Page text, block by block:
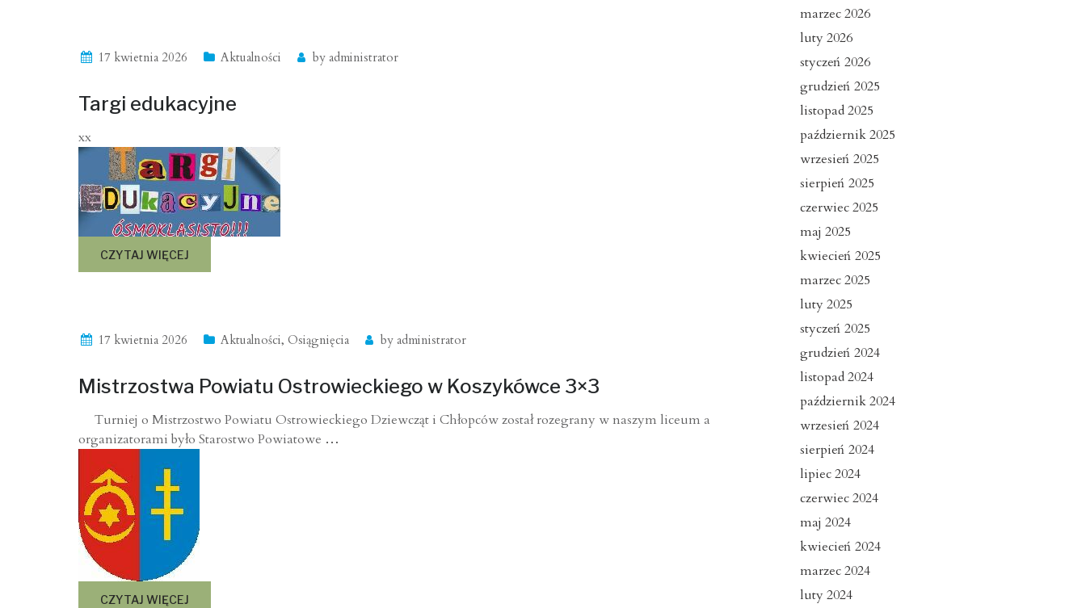
17 kwietnia 2026 Aktualności by administrator
Targi edukacyjne
xx
CZYTAJ WIĘCEJ
17 kwietnia 2026 Aktualności, Osiągnięcia by administrator
Mistrzostwa Powiatu Ostrowieckiego w Koszykówce 3×3
Turniej o Mistrzostwo Powiatu Ostrowieckiego Dziewcząt i Chłopców został rozegrany w naszym liceum a
organizatorami było Starostwo Powiatowe …
CZYTAJ WIĘCEJ
marzec 2026
luty 2026
styczeń 2026
grudzień 2025
listopad 2025
październik 2025
wrzesień 2025
sierpień 2025
czerwiec 2025
maj 2025
kwiecień 2025
marzec 2025
luty 2025
styczeń 2025
grudzień 2024
listopad 2024
październik 2024
wrzesień 2024
sierpień 2024
lipiec 2024
czerwiec 2024
maj 2024
kwiecień 2024
marzec 2024
luty 2024